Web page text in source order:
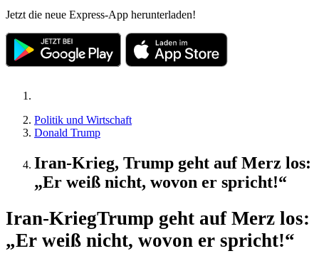
Jetzt die neue Express-App herunterladen!
Politik und Wirtschaft
Donald Trump
Iran-Krieg, Trump geht auf Merz los:
„Er weiß nicht, wovon er spricht!“
Iran-KriegTrump geht auf Merz los:
„Er weiß nicht, wovon er spricht!“